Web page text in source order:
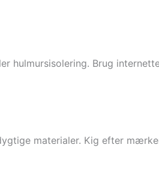
hulmursisolering. Brug
materialer. Kig efter